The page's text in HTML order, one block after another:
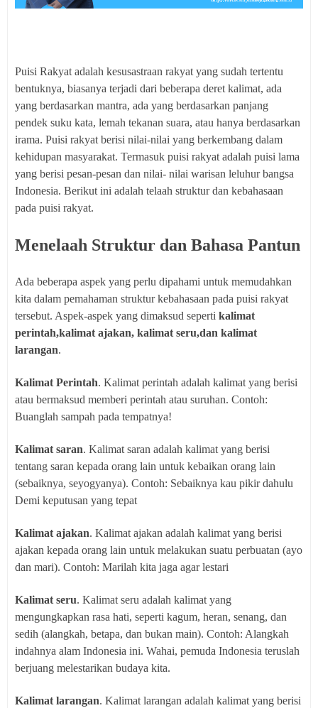
Puisi Rakyat adalah kesusastraan rakyat yang sudah tertentu
bentuknya, biasanya terjadi dari beberapa deret kalimat, ada
yang berdasarkan mantra, ada yang berdasarkan panjang
pendek suku kata, lemah tekanan suara, atau hanya berdasarkan
irama. Puisi rakyat berisi nilai-nilai yang berkembang dalam
kehidupan masyarakat. Termasuk puisi rakyat adalah puisi lama
yang berisi pesan-pesan dan nilai- nilai warisan leluhur bangsa
Indonesia. Berikut ini adalah telaah struktur dan kebahasaan
pada puisi rakyat.
Menelaah Struktur dan Bahasa Pantun
Ada beberapa aspek yang perlu dipahami untuk memudahkan
kita dalam pemahaman struktur kebahasaan pada puisi rakyat
tersebut. Aspek-aspek yang dimaksud seperti kalimat
perintah,kalimat ajakan, kalimat seru,dan kalimat
larangan.
Kalimat Perintah. Kalimat perintah adalah kalimat yang berisi
atau bermaksud memberi perintah atau suruhan. Contoh:
Buanglah sampah pada tempatnya!
Kalimat saran. Kalimat saran adalah kalimat yang berisi
tentang saran kepada orang lain untuk kebaikan orang lain
(sebaiknya, seyogyanya). Contoh: Sebaiknya kau pikir dahulu
Demi keputusan yang tepat
Kalimat ajakan. Kalimat ajakan adalah kalimat yang berisi
ajakan kepada orang lain untuk melakukan suatu perbuatan (ayo
dan mari). Contoh: Marilah kita jaga agar lestari
Kalimat seru. Kalimat seru adalah kalimat yang
mengungkapkan rasa hati, seperti kagum, heran, senang, dan
sedih (alangkah, betapa, dan bukan main). Contoh: Alangkah
indahnya alam Indonesia ini. Wahai, pemuda Indonesia teruslah
berjuang melestarikan budaya kita.
Kalimat larangan. Kalimat larangan adalah kalimat yang berisi